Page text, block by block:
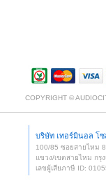
COPYRIGHT ©
บริษัท เทอร์มินอล โ
100/85 ซอยสายไหม
แขวง/เขตสายไหม กรุ
เลขผู้เสียภาษี ID: